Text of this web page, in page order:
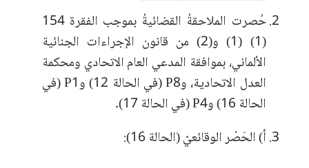
حُصرت الملاحقةُ القضائيةُ بموجب الفقرة 154
(1) (1) و(2) من قانون الإجراءات الجنائية
الألماني، بموافقة المدعي العام الاتحادي ومحكمة
العدل الاتحادية، وP8 (في الحالة 12) وP1 (في
الحالة 16) وP4 (في الحالة 17).
أ) الحَصْر الوقائعيّ (الحالة 16):